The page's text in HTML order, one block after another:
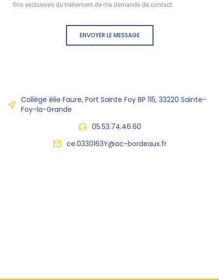
fins exclusives du traitement de ma demande de contact.
ENVOYER LE MESSAGE
Collège élie Faure, Port Sainte Foy BP 115, 33220 Sainte-
Foy-la-Grande
05.53.74.46.60
ce.0330163Y@ac-bordeaux.fr